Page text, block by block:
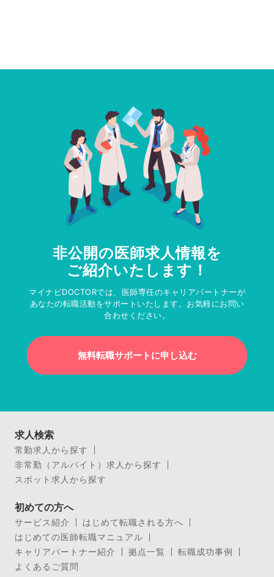
非公開の医師求人情報を
ご紹介いたします！
マイナビDOCTORでは、医師専任のキャリアパートナーが
あなたの転職活動をサポートいたします。お気軽にお問い
合わせください。
無料転職サポートに申し込む
求人検索
常勤求人から探す
非常勤（アルバイト）求人から探す
スポット求人から探す
初めての方へ
サービス紹介
はじめて転職される方へ
はじめての医師転職マニュアル
キャリアパートナー紹介
拠点一覧
転職成功事例
よくあるご質問